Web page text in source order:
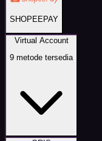
SHOPEEPAY
Virtual Account
9 metode tersedia